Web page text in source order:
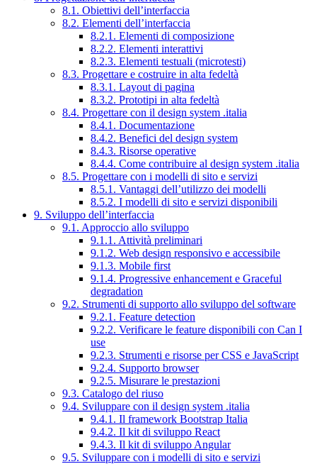
8.1. Obiettivi dell’interfaccia
8.2. Elementi dell’interfaccia
8.2.1. Elementi di composizione
8.2.2. Elementi interattivi
8.2.3. Elementi testuali (microtesti)
8.3. Progettare e costruire in alta fedeltà
8.3.1. Layout di pagina
8.3.2. Prototipi in alta fedeltà
8.4. Progettare con il design system .italia
8.4.1. Documentazione
8.4.2. Benefici del design system
8.4.3. Risorse operative
8.4.4. Come contribuire al design system .italia
8.5. Progettare con i modelli di sito e servizi
8.5.1. Vantaggi dell’utilizzo dei modelli
8.5.2. I modelli di sito e servizi disponibili
9. Sviluppo dell’interfaccia
9.1. Approccio allo sviluppo
9.1.1. Attività preliminari
9.1.2. Web design responsivo e accessibile
9.1.3. Mobile first
9.1.4. Progressive enhancement e Graceful
degradation
9.2. Strumenti di supporto allo sviluppo del software
9.2.1. Feature detection
9.2.2. Verificare le feature disponibili con Can I
use
9.2.3. Strumenti e risorse per CSS e JavaScript
9.2.4. Supporto browser
9.2.5. Misurare le prestazioni
9.3. Catalogo del riuso
9.4. Sviluppare con il design system .italia
9.4.1. Il framework Bootstrap Italia
9.4.2. Il kit di sviluppo React
9.4.3. Il kit di sviluppo Angular
9.5. Sviluppare con i modelli di sito e servizi